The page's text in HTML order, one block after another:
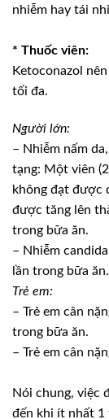
nhiễm hay tái
* Thuốc viên:
Ketoconazol
tối đa.
Người lớn:
– Nhiễm nấm
tạng: Một viên
không đạt được
được tăng lên
trong bữa ăn.
– Nhiễm
lần trong bữa ăn.
Trẻ em:
– Trẻ em cân
trong bữa ăn.
– Trẻ em cân
Nói chung, việc
đến khi ít nhất 1